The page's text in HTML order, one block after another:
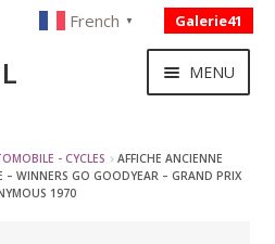
French ▼ Galerie41
MENU
- CYCLES
AFFICHE ANCIENNE
WINNERS GO GOODYEAR – GRAND PRIX
1970